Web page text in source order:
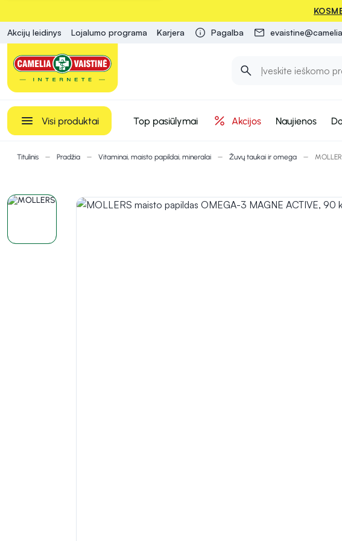
Akcijų leidinys Lojalumo programa Karjera Pagalba
Visi produktai Top pasiūlymai Akcijos Naujienos
Titulinis Pradžia Vitaminai, maisto papildai, mineralai Žuvų taukai ir omega